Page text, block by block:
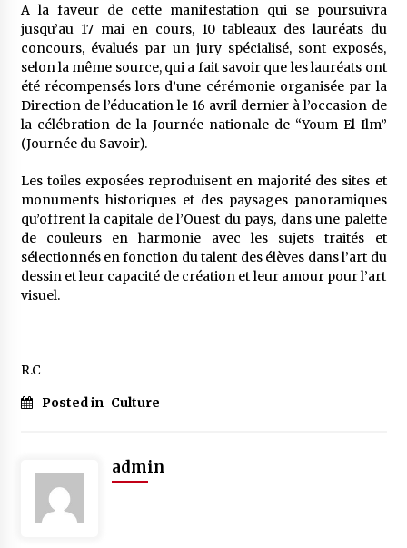
Un conte targui/ Quand la tête est vide
5 ans ago
Tradition orale/ D’où viennent les contes et à
5 ans ago
A la faveur de cette manifestation qui se poursuivra
jusqu’au 17 mai en cours, 10 tableaux des lauréats du
concours, évalués par un jury spécialisé, sont exposés,
selon la même source, qui a fait savoir que les lauréats ont
été récompensés lors d’une cérémonie organisée par la
Direction de l’éducation le 16 avril dernier à l’occasion de
la célébration de la Journée nationale de “Youm El Ilm”
(Journée du Savoir).
Les toiles exposées reproduisent en majorité des sites et
monuments historiques et des paysages panoramiques
qu’offrent la capitale de l’Ouest du pays, dans une palette
de couleurs en harmonie avec les sujets traités et
sélectionnés en fonction du talent des élèves dans l’art du
dessin et leur capacité de création et leur amour pour l’art
visuel.
R.C
Posted in Culture
admin